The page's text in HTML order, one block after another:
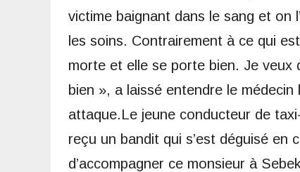
victime baignant dans le sang et on
les soins. Contrairement à ce qui
morte et elle se porte bien. Je veux
bien », a laissé entendre le
attaque.Le jeune conducteur de
reçu un bandit qui s’est déguisé
d’accompagner ce monsieur à